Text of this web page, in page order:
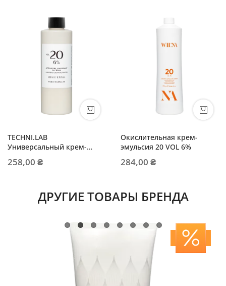
TECHNI.LAB
Универсальный крем-
258,00 ₴
Окислительная крем-
эмульсия 20 VOL 6%
284,00 ₴
ДРУГИЕ ТОВАРЫ БРЕНДА